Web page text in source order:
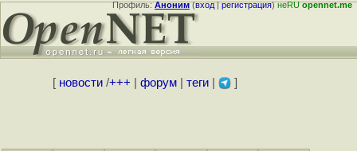
Профиль:Аноним(вход|регистрация)неRUopennet.me
[ новости/+++ форум| теги| ]